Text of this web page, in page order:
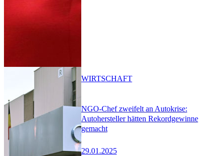
NGO-Chef zweifelt an Autokrise:
Autohersteller hätten Rekordgewinne
gemacht
29.01.2025
WIRTSCHAFT